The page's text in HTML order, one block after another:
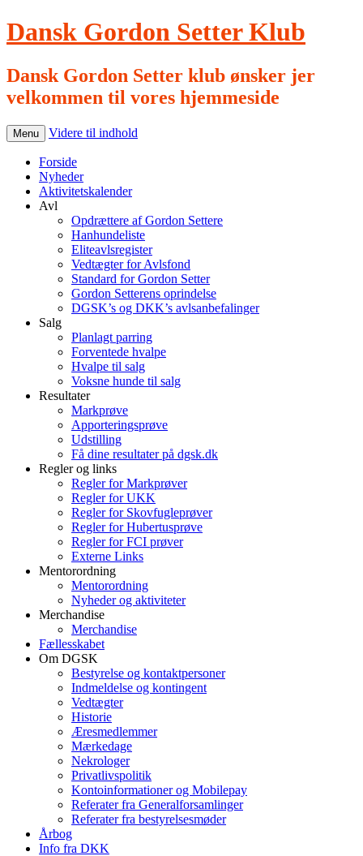
Dansk Gordon Setter Klub
Dansk Gordon Setter klub ønsker jer
velkommen til vores hjemmeside
Menu Videre til indhold
Forside
Nyheder
Aktivitetskalender
Avl
Opdrættere af Gordon Settere
Hanhundeliste
Eliteavlsregister
Vedtægter for Avlsfond
Standard for Gordon Setter
Gordon Setterens oprindelse
DGSK’s og DKK’s avlsanbefalinger
Salg
Planlagt parring
Forventede hvalpe
Hvalpe til salg
Voksne hunde til salg
Resultater
Markprøve
Apporteringsprøve
Udstilling
Få dine resultater på dgsk.dk
Regler og links
Regler for Markprøver
Regler for UKK
Regler for Skovfugleprøver
Regler for Hubertusprøve
Regler for FCI prøver
Externe Links
Mentorordning
Mentorordning
Nyheder og aktiviteter
Merchandise
Merchandise
Fællesskabet
Om DGSK
Bestyrelse og kontaktpersoner
Indmeldelse og kontingent
Vedtægter
Historie
Æresmedlemmer
Mærkedage
Nekrologer
Privatlivspolitik
Kontoinformationer og Mobilepay
Referater fra Generalforsamlinger
Referater fra bestyrelsesmøder
Årbog
Info fra DKK